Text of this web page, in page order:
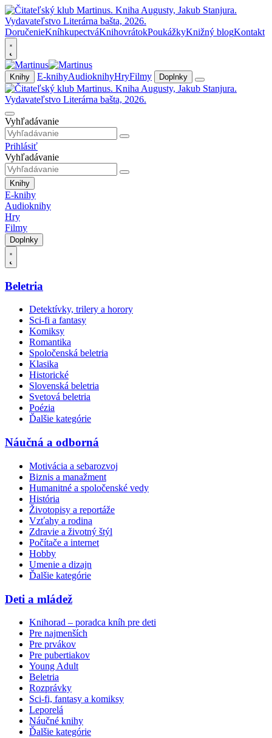
DoručenieKníhkupectváKnihovrátokPoukážkyKnižný blogKontakt
Knihy E-knihyAudioknihyHryFilmy Doplnky
Vyhľadávanie
Prihlásiť
Vyhľadávanie
Knihy
E-knihy
Audioknihy
Hry
Filmy
Doplnky
Beletria
Detektívky, trilery a horory
Sci-fi a fantasy
Komiksy
Romantika
Spoločenská beletria
Klasika
Historické
Slovenská beletria
Svetová beletria
Poézia
Ďalšie kategórie
Náučná a odborná
Motivácia a sebarozvoj
Biznis a manažment
Humanitné a spoločenské vedy
História
Životopisy a reportáže
Vzťahy a rodina
Zdravie a životný štýl
Počítače a internet
Hobby
Umenie a dizajn
Ďalšie kategórie
Deti a mládež
Knihorad – poradca kníh pre deti
Pre najmenších
Pre prvákov
Pre pubertiakov
Young Adult
Beletria
Rozprávky
Sci-fi, fantasy a komiksy
Leporelá
Náučné knihy
Ďalšie kategórie